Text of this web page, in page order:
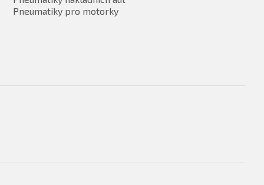
Pneumatiky pro motorky